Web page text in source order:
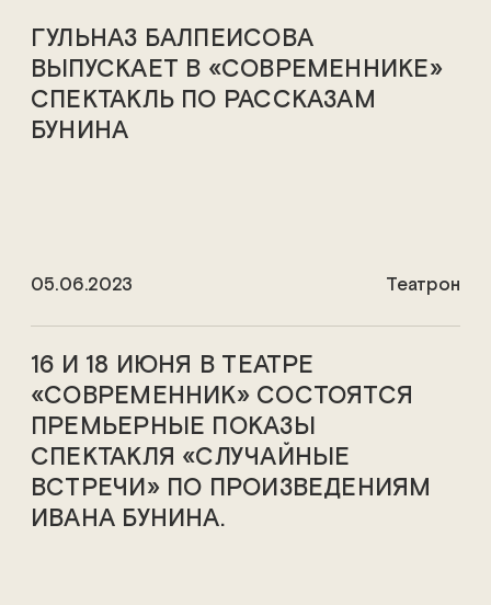
ГУЛЬНАЗ БАЛПЕИСОВА
ВЫПУСКАЕТ В «СОВРЕМЕННИКЕ»
СПЕКТАКЛЬ ПО РАССКАЗАМ
БУНИНА
05.06.2023 Театрон
16 И 18 ИЮНЯ В ТЕАТРЕ
«СОВРЕМЕННИК» СОСТОЯТСЯ
ПРЕМЬЕРНЫЕ ПОКАЗЫ
СПЕКТАКЛЯ «СЛУЧАЙНЫЕ
ВСТРЕЧИ» ПО ПРОИЗВЕДЕНИЯМ
ИВАНА БУНИНА.